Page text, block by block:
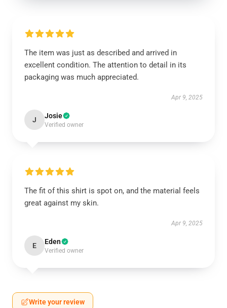
The item was just as described and arrived in
excellent condition. The attention to detail in its
packaging was much appreciated.
Apr 9, 2025
J Josie
Verified owner
The fit of this shirt is spot on, and the material feels
great against my skin.
Apr 9, 2025
E Eden
Verified owner
Write your review